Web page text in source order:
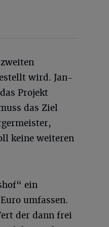
wird. Jan-
Projekt
das Ziel
keine weiteren
ein
umfassen.
der dann frei